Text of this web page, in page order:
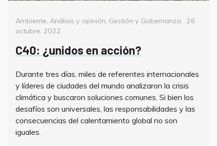
Categorías
Ambiente, Análisis y opinión, Gestión y Gobernanza
Posted
26
octubre, 2022
C40: ¿unidos en acción?
Durante tres días, miles de referentes internacionales
y líderes de ciudades del mundo analizaron la crisis
climática y buscaron soluciones comunes. Si bien los
desafíos son universales, las responsabilidades y las
consecuencias del calentamiento global no son
iguales.